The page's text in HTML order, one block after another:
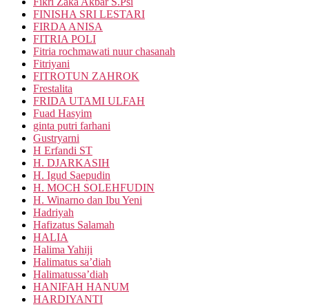
FINISHA SRI LESTARI
FIRDA ANISA
FITRIA POLI
Fitria rochmawati nuur chasanah
Fitriyani
FITROTUN ZAHROK
Frestalita
FRIDA UTAMI ULFAH
Fuad Hasyim
ginta putri farhani
Gustryarni
H Erfandi ST
H. DJARKASIH
H. Igud Saepudin
H. MOCH SOLEHFUDIN
H. Winarno dan Ibu Yeni
Hadriyah
Hafizatus Salamah
HALIA
Halima Yahiji
Halimatus sa’diah
Halimatussa’diah
HANIFAH HANUM
HARDIYANTI